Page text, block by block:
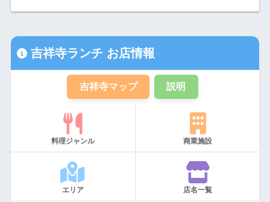
吉祥寺ランチ お店情報
吉祥寺マップ 説明
料理ジャンル 商業施設
エリア 店名一覧